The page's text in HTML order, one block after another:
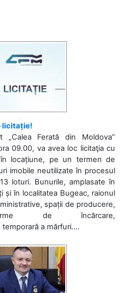
licitație!
„Calea Ferată din Moldova”
09.00, va avea loc licitaţia cu
locațiune, pe un termen de
imobile neutilizate în procesul
loturi. Bunurile, amplasate în
și în localitatea Bugeac, raionul
spații de producere,
de încărcare,
a mărfuri....